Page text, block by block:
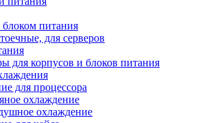
блоком питания
для серверов
для корпусов и блоков питания
для процессора
охлаждение
охлаждение